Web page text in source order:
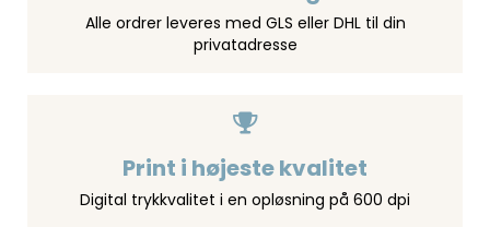
Alle ordrer leveres med GLS eller DHL til din
privatadresse
Print i højeste kvalitet
Digital trykkvalitet i en opløsning på 600 dpi